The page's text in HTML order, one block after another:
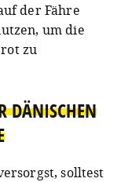
der Fähre
um die
zu
DÄNISCHEN
solltest